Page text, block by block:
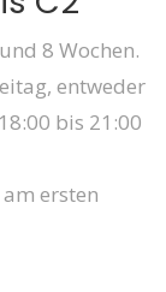
8 Wochen.
entweder
bis 21:00
ersten